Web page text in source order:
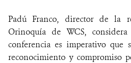
Padú Franco, director de la
Orinoquía de WCS,
conferencia es imperativo que
reconocimiento y compromiso